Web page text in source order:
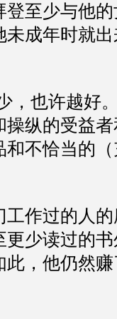
至少与他
成年时就
，也许越好
操纵的受益
不恰当的
作过的人
少读过的
，他仍然